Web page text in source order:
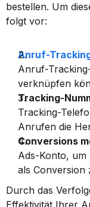
bestellen. Um
folgt vor:
Anruf-
Anruf-
verknüpfen
Tracking-
Tracking-
Anrufen die
Conversions
Ads-Konto,
als Conversion
Durch das
Effektivität Ihrer